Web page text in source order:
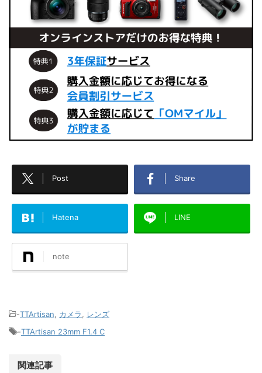
Post Share
Hatena LINE
note
-TTArtisan カメラ
レンズ
-TTArtisan 23mm F1.4 C
関連記事